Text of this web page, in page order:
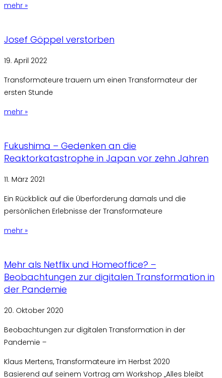
mehr »
Josef Göppel verstorben
19. April 2022
Transformateure trauern um einen Transformateur der
ersten Stunde
mehr »
Fukushima – Gedenken an die
Reaktorkatastrophe in Japan vor zehn Jahren
11. März 2021
Ein Rückblick auf die Überforderung damals und die
persönlichen Erlebnisse der Transformateure
mehr »
Mehr als Netflix und Homeoffice? –
Beobachtungen zur digitalen Transformation in
der Pandemie
20. Oktober 2020
Beobachtungen zur digitalen Transformation in der
Pandemie –
Klaus Mertens, Transformateure im Herbst 2020
Basierend auf seinem Vortrag am Workshop „Alles bleibt